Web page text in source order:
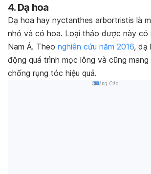
4. Dạ hoa
Dạ hoa hay nyctanthes arbortristis là
nhỏ và có hoa. Loại thảo dược này có
Nam Á. Theo nghiên cứu năm 2016, dạ
động quá trình mọc lông và cũng mang
chống rụng tóc hiệu quả.
Quảng Cáo